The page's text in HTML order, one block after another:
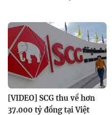
[VIDEO] SCG thu về hơn
37.000 tỷ đồng tại Việt